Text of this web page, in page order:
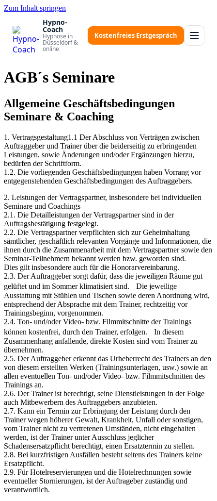
Zum Inhalt springen
Hypno-
Coach
Hypnose in
Düsseldorf &
online
Kostenfreies Erstgespräch
AGB´s Seminare
Allgemeine Geschäftsbedingungen
Seminare & Coaching
1. Vertragsgestaltung1.1 Der Abschluss von Verträgen zwischen
Auftraggeber und Trainer über die beiderseitig zu erbringenden
Leistungen, sowie Änderungen und/oder Ergänzungen hierzu,
bedürfen der Schriftform.
1.2. Die vorliegenden Geschäftsbedingungen haben Vorrang vor
entgegenstehenden Geschäftsbedingungen des Auftraggebers.
2. Leistungen der Vertragspartner, insbesondere bei individuellen
Seminare und Coachings
2.1. Die Detailleistungen der Vertragspartner sind in der
Auftragsbestätigung festgelegt.
2.2. Die Vertragspartner verpflichten sich zur Geheimhaltung
sämtlicher, geschäftlich relevanten Vorgänge und Informationen, die
ihnen durch die Zusammenarbeit mit dem Vertragspartner sowie den
Seminar-Teilnehmern bekannt werden bzw. geworden sind.
Dies gilt insbesondere auch für die Honorarvereinbarung.
2.3. Der Auftraggeber sorgt dafür, dass die jeweiligen Räume gut
gelüftet und im Sommer klimatisiert sind. Die jeweilige
Ausstattung mit Stühlen und Tischen sowie deren Anordnung wird,
entsprechend der Absprache mit dem Trainer, rechtzeitig vor
Trainingsbeginn, vorgenommen.
2.4. Ton- und/oder Video- bzw. Filmmitschnitte der Trainings
können kostenfrei, durch den Trainer, erfolgen. In diesem
Zusammenhang anfallende, direkte Kosten sind vom Trainer zu
übernehmen.
2.5. Der Auftraggeber erkennt das Urheberrecht des Trainers an den
von diesem erstellten Werken (Trainingsunterlagen, usw.) sowie an
allen eventuellen Ton- und/oder Video- bzw. Filmmitschnitten des
Trainings an.
2.6. Der Trainer ist berechtigt, seine Dienstleistungen in der Folge
auch Mitbewerbern des Auftraggebers anzubieten.
2.7. Kann ein Termin zur Erbringung der Leistung durch den
Trainer wegen höherer Gewalt, Krankheit, Unfall oder sonstigen,
vom Trainer nicht zu vertretenen Umständen, nicht eingehalten
werden, ist der Trainer unter Ausschluss jeglicher
Schadensersatzpflicht berechtigt, einen Ersatztermin zu stellen.
2.8. Bei kurzfristigen Ausfällen besteht seitens des Trainers keine
Ersatzpflicht.
2.9. Für Hotelreservierungen und die Hotelrechnungen sowie
eventueller Stornierungen, ist der Auftrageber zuständig und
verantwortlich.